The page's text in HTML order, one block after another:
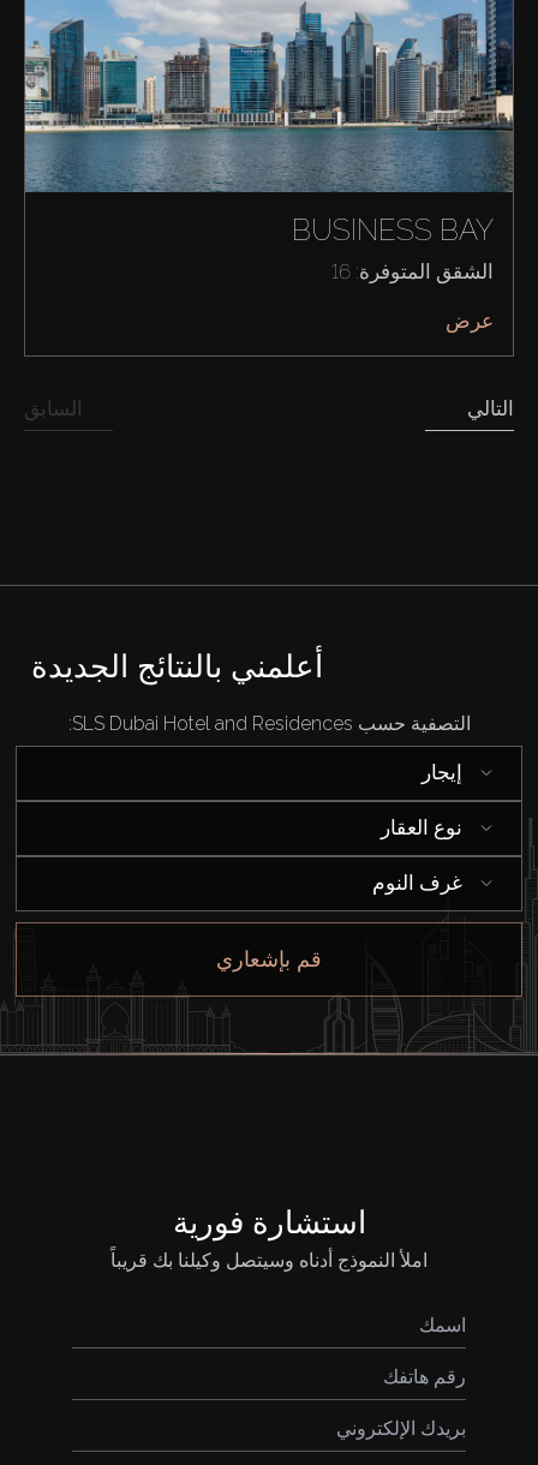
شراء
قيد الإنشاء
الوكلاء
BUSINESS BAY
الشقق المتوفرة: 16
عرض
السابق التالي
أعلمني بالنتائج الجديدة
التصفية حسب SLS Dubai Hotel and Residences:
إيجار
نوع العقار
غرف النوم
قم بإشعاري
استشارة فورية
املأ النموذج أدناه وسيتصل وكيلنا بك قريباً